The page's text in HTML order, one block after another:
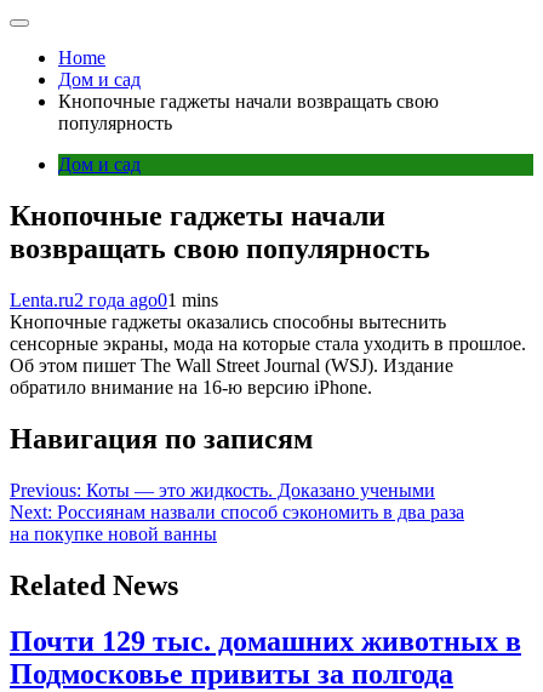
Home
Дом и сад
Кнопочные гаджеты начали возвращать свою
популярность
Дом и сад
Кнопочные гаджеты начали
возвращать свою популярность
Lenta.ru2 года ago01 mins
Кнопочные гаджеты оказались способны вытеснить
сенсорные экраны, мода на которые стала уходить в прошлое.
Об этом пишет The Wall Street Journal (WSJ). Издание
обратило внимание на 16-ю версию iPhone.
Навигация по записям
Previous: Коты — это жидкость. Доказано учеными
Next: Россиянам назвали способ сэкономить в два раза
на покупке новой ванны
Related News
Почти 129 тыс. домашних животных в
Подмосковье привиты за полгода